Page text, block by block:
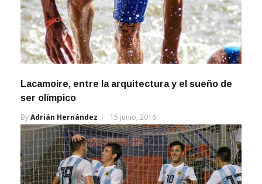
Lacamoire, entre la arquitectura y el sueño de
ser olímpico
ByAdrián Hernández 15 junio, 2016